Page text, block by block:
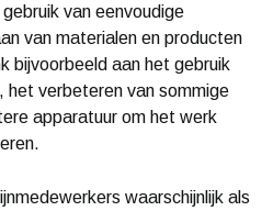
van eenvoudige
van materialen en producten
bijvoorbeeld aan het gebruik
, het verbeteren van sommige
apparatuur om het werk
waarschijnlijk als